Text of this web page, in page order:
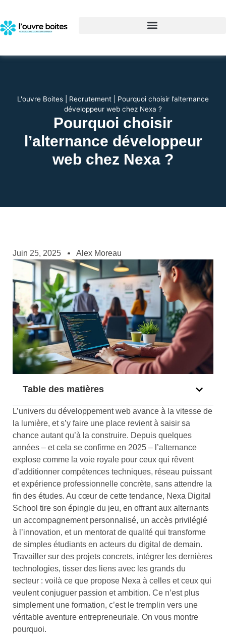
L'ouvre Boites Recrutement
Pourquoi choisir l’alternance
développeur web chez Nexa ?
Pourquoi choisir
l’alternance développeur
web chez Nexa ?
Juin 25, 2025 Alex Moreau
Table des matières
L’univers du développement web avance à la vitesse de
la lumière, et s’y faire une place revient à saisir sa
chance autant qu’à la construire. Depuis quelques
années – et cela se confirme en 2025 – l’alternance
explose comme la voie royale pour ceux qui rêvent
d’additionner compétences techniques, réseau puissant
et expérience professionnelle concrète, sans attendre la
fin des études. Au cœur de cette tendance, Nexa Digital
School tire son épingle du jeu, en offrant aux alternants
un accompagnement personnalisé, un accès privilégié
à l’innovation, et un mentorat de qualité qui transforme
de simples étudiants en acteurs du digital de demain.
Travailler sur des projets concrets, intégrer les dernières
technologies, tisser des liens avec les grands du
secteur : voilà ce que propose Nexa à celles et ceux qui
veulent conjuguer passion et ambition. Ce n’est plus
simplement une formation, c’est le tremplin vers une
véritable aventure entrepreneuriale. On vous montre
pourquoi.